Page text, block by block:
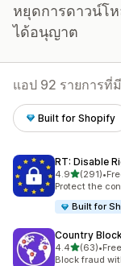
หยุดการดาวน์โ
ได้อนุญาต
แอป 92 รายการที่มี
Built for Shopify
RT: Disable
4.9เต็ม 5 ดาว
(291)
ทั้งหมด 291 รีวิว
•
Protect the
Built for
Country
4.4เต็ม 5 ดาว
(63)
ทั้งหมด 63 รีวิว
•
Block fraud